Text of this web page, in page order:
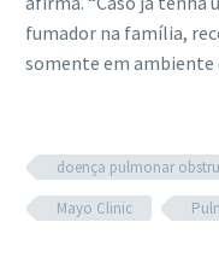
fumador na família,
somente em ambiente
doença pulmonar
Mayo Clinic